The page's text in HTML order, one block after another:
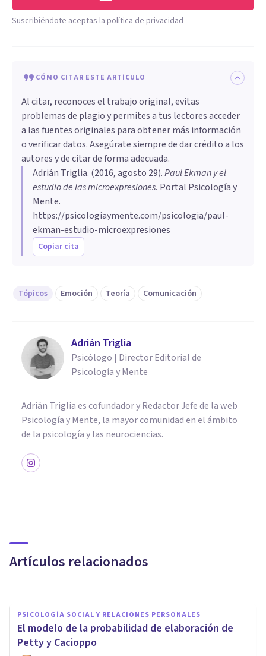
Suscribiéndote aceptas la política de privacidad
CÓMO CITAR ESTE ARTÍCULO
Al citar, reconoces el trabajo original, evitas
problemas de plagio y permites a tus lectores acceder
a las fuentes originales para obtener más información
o verificar datos. Asegúrate siempre de dar crédito a los
autores y de citar de forma adecuada.
Adrián Triglia. (2016, agosto 29).Paul Ekman y el
estudio de las microexpresiones. Portal Psicología y
Mente.
https://psicologiaymente.com/psicologia/paul-
ekman-estudio-microexpresiones
Copiar cita
Tópicos Emoción Teoría Comunicación
Adrián Triglia
Psicólogo | Director Editorial de
Psicología y Mente
Adrián Triglia es cofundador y Redactor Jefe de la web
Psicología y Mente, la mayor comunidad en el ámbito
de la psicología y las neurociencias.
Artículos relacionados
Gregory Bateson
PSICOLOGÍA SOCIAL Y RELACIONES PERSONALES
El modelo de la probabilidad de elaboración de
Petty y Cacioppo